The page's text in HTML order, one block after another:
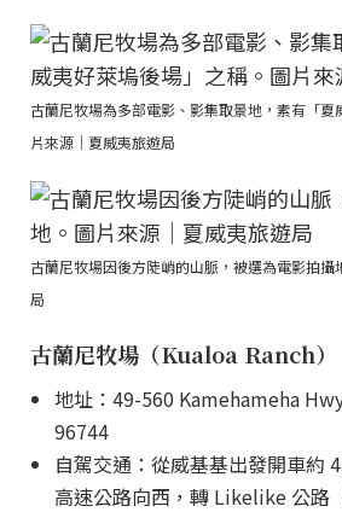
古蘭尼牧場為多部電影、影集取景地，素有「
片來源｜夏威夷旅遊局
古蘭尼牧場因後方陡峭的山脈，被選為電影拍
局
古蘭尼牧場（Kualoa Ranch）
地址：49-560 Kamehameha
96744
自駕交通：從威基基出發開車約
高速公路向西，轉 Likelike 公路